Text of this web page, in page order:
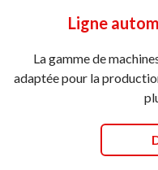
Ligne
La gamme de
adaptée pour la